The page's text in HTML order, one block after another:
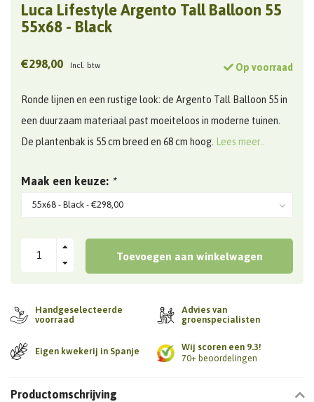
Luca Lifestyle Argento Tall Balloon 55
55x68 - Black
€298,00 Incl. btw Op voorraad
Ronde lijnen en een rustige look: de Argento Tall Balloon 55 in
een duurzaam materiaal past moeiteloos in moderne tuinen.
De plantenbak is 55 cm breed en 68 cm hoog. Lees meer..
Maak een keuze: *
Toevoegen aan winkelwagen
Handgeselecteerde
voorraad
Advies van
groenspecialisten
Eigen kwekerij in Spanje
Wij scoren een 9.3!
70+ beoordelingen
Productomschrijving